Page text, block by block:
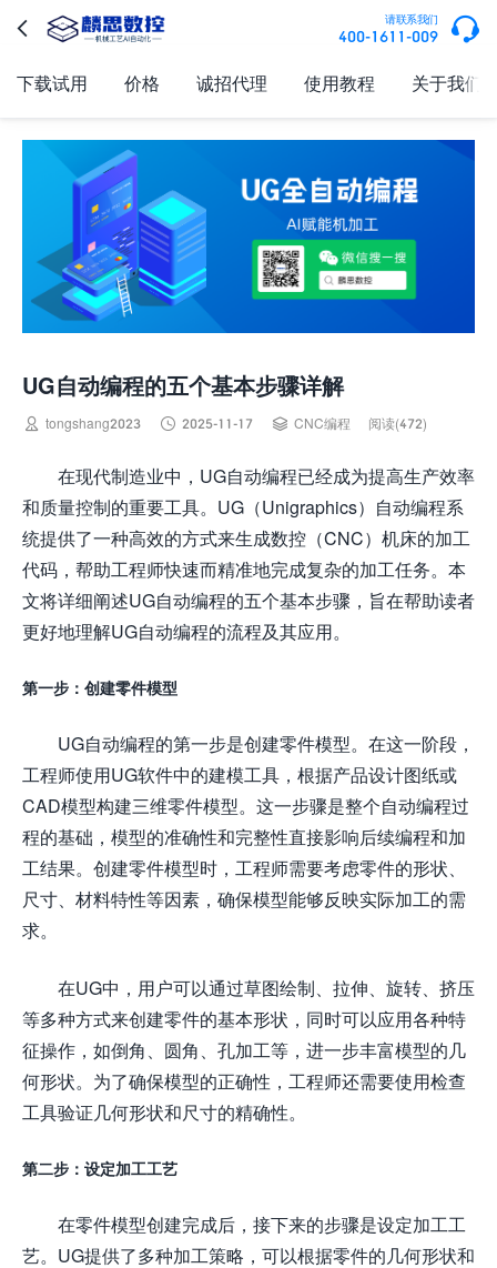
 请联系我们
400-1611-009 
下载试用 价格 诚招代理 使用教程 关于我们
UG自动编程的五个基本步骤详解
 tongshang2023  2025-11-17  CNC编程 阅读(472)
在现代制造业中，UG自动编程已经成为提高生产效率
和质量控制的重要工具。UG（Unigraphics）自动编程系
统提供了一种高效的方式来生成数控（CNC）机床的加工
代码，帮助工程师快速而精准地完成复杂的加工任务。本
文将详细阐述UG自动编程的五个基本步骤，旨在帮助读者
更好地理解UG自动编程的流程及其应用。
第一步：创建零件模型
UG自动编程的第一步是创建零件模型。在这一阶段，
工程师使用UG软件中的建模工具，根据产品设计图纸或
CAD模型构建三维零件模型。这一步骤是整个自动编程过
程的基础，模型的准确性和完整性直接影响后续编程和加
工结果。创建零件模型时，工程师需要考虑零件的形状、
尺寸、材料特性等因素，确保模型能够反映实际加工的需
求。
在UG中，用户可以通过草图绘制、拉伸、旋转、挤压
等多种方式来创建零件的基本形状，同时可以应用各种特
征操作，如倒角、圆角、孔加工等，进一步丰富模型的几
何形状。为了确保模型的正确性，工程师还需要使用检查
工具验证几何形状和尺寸的精确性。
第二步：设定加工工艺
在零件模型创建完成后，接下来的步骤是设定加工工
艺。UG提供了多种加工策略，可以根据零件的几何形状和